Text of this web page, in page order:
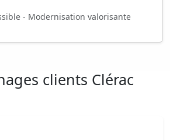
- Modernisation valorisante
clients Clérac